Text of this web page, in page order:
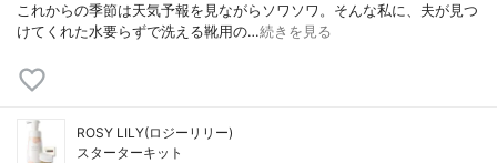
これからの季節は天気予報を見ながらソワソワ。そんな私に、夫が見つ
けてくれた水要らずで洗える靴用の…続きを見る
ROSY LILY(ロジーリリー)
スターターキット